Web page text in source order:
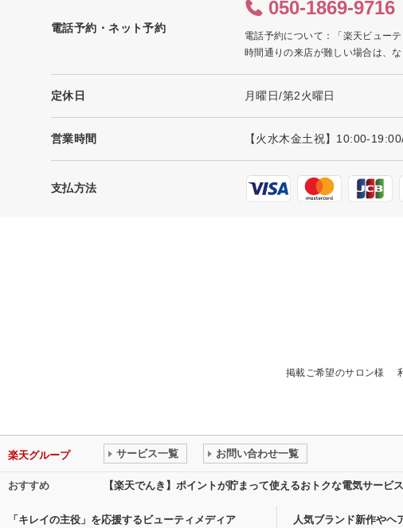
電話予約・ネット予約
050-1869-9716
電話予約について：「楽天ビュー
時間通りの来店が難しい場合は、
定休日 月曜日/第2火曜日
営業時間 【火水木金土祝】10:00-
支払方法
掲載ご希望のサロン様
楽天グループ サービス一覧 お問い合わせ一覧
おすすめ 【楽天でんき】ポイントが貯まって使えるおトクな電気サービス
「キレイの主役」を応援するビューティメディア 人気ブランド新作やヘ